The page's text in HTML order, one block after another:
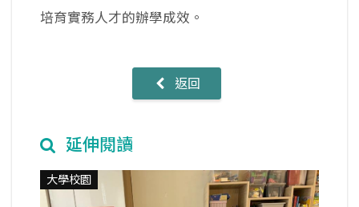
培育實務人才的辦學成效。
返回
延伸閱讀
大學校園